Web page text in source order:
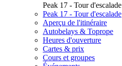
Peak 17 - Tour d'escalade
Peak 17 - Tour d'escalade
Aperçu de l'itinéraire
Autobelays & Toprope
Heures d'ouverture
Cartes & prix
Cours et groupes